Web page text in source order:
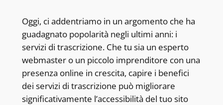
Oggi, ci addentriamo in un argomento che ha
guadagnato popolarità negli ultimi anni: i
servizi di trascrizione. Che tu sia un esperto
webmaster o un piccolo imprenditore con una
presenza online in crescita, capire i benefici
dei servizi di trascrizione può migliorare
significativamente l’accessibilità del tuo sito